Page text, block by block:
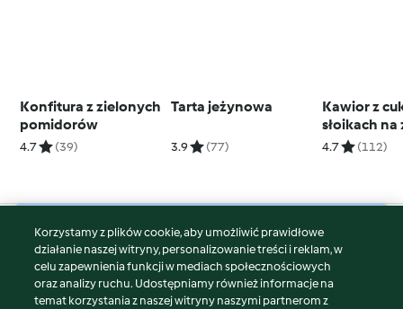
Konfitura z zielonych
pomidorów
4.7 (39)
Tarta jeżynowa
3.9 (77)
Kawior z
słoikach na
4.7 (112)
© Copyright 2026
Warunki korzystania
Polityka prywatności
Korzystamy z plików cookie, aby umożliwić prawidłowe
działanie naszej witryny, personalizowanie treści i reklam, w
celu zapewnienia funkcji w mediach społecznościowych
oraz analizy ruchu. Udostępniamy również informacje na
temat korzystania z naszej witryny naszymi partnerom z